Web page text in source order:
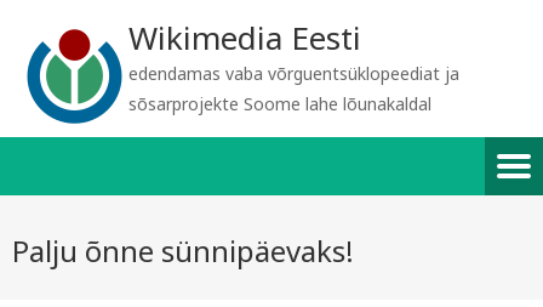
Wikimedia Eesti
edendamas vaba võrguentsüklopeediat ja
sõsarprojekte Soome lahe lõunakaldal
Palju õnne sünnipäevaks!